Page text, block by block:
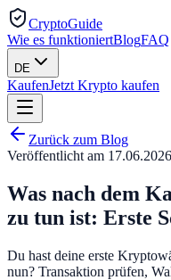
CryptoGuide
Wie es funktioniertBlogFAQ
DE
KaufenJetzt Krypto kaufen
Zurück zum Blog
Veröffentlicht am 17.06.2026
Was nach dem
zu tun ist: Erste
Du hast deine erste
nun? Transaktion prüfen,